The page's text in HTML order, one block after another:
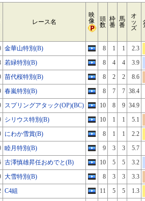
レース名
映
像
頭
数
枠
番
馬
番
オ
ッ
ズ
金華山特別(B) 8 1 1
2.3
若緑特別(B) 8 4 4
3.9
苗代桜特別(B) 8 2 2
8.6
春嵐特別(B) 8 7 7 38.4
スプリングアタック(OP)(BC) 10 8 9 34.9
シリウス特別(B) 10 1 1
5.1
にわか雪賞(B) 8 1 1
2.2
睦月特別(B) 9 3 3
5.7
古澤慎雄昇任おめでと(B) 10 5 5
3.2
大雪特別(B) 8 3 3
3.3
C4組 11 5 5
1.3